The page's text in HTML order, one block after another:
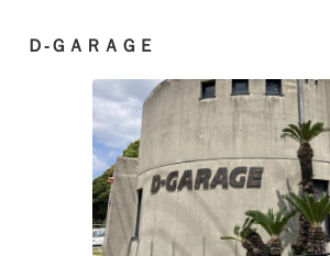
Ｄ-ＧＡＲＡＧＥ